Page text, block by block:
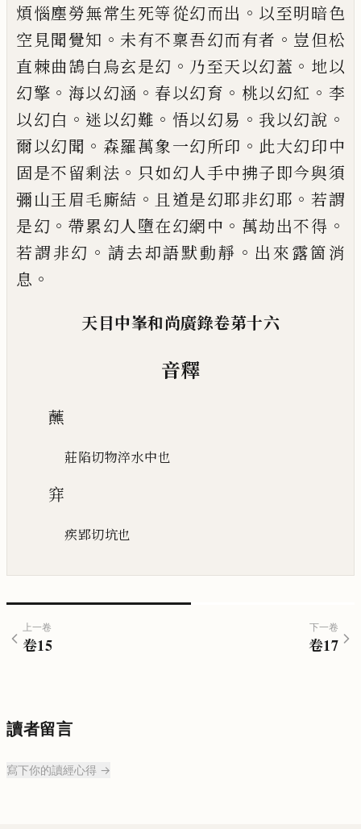
煩惱塵勞無常生死等從幻而出 。 以至明暗色
空見聞覺知 。 未有不稟吾幻而有者 。 豈但松
直棘曲鵠白烏玄是幻 。 乃至天以幻蓋 。 地以
幻擎 。 海以幻涵 。 春以幻育 。 桃以幻紅 。 李
以幻白 。 迷以幻難 。 悟以幻易 。 我以幻說 。
爾以幻聞 。 森羅萬象一幻所印 。 此大幻印中
固是不留剩法 。 只如幻人手中拂子即今與須
彌山王眉毛廝結 。 且道是幻耶非幻耶 。 若謂
是幻 。 帶累幻人墮在幻網中 。 萬劫出不得 。
若謂非幻 。 請去却語默動靜 。 出來露箇消
息 。
天目中峯和尚廣錄卷苐十六
音釋
蘸
莊陷切物淬水中也
穽
疾郢切坑也
上一卷
卷15
下一卷
卷17
讀者留言
寫下你的讀經心得 →